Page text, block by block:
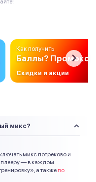
Как получить
Баллы?
Скидки и акции
микс?
микс потреково и
плееру — в каждом
а также по